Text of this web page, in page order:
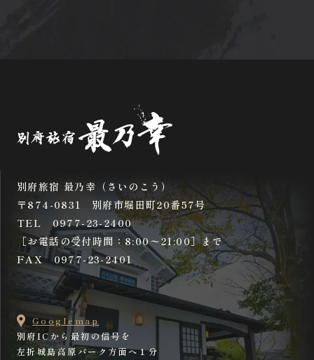
別府旅宿 最乃幸（さいのこう）
〒874-0831 別府市堀田町20番57号
TEL 0977-23-2400
［お電話の受付時間：8:00〜21:00］まで
FAX 0977-23-2401
Googlemap
別府ICから最初の信号を
左折城島高原パーク方面へ１分